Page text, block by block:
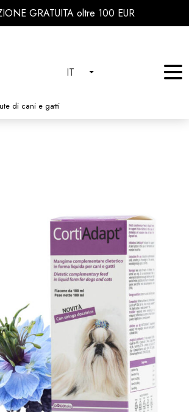
GRATUITA oltre 100 EUR
di cani e gatti
IT